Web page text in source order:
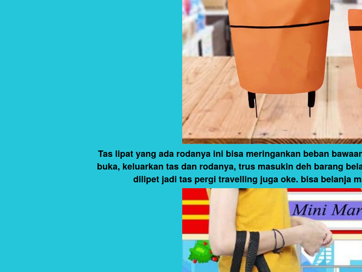
Tas lipat yang ada rodanya ini bisa meringankan beban
buka, keluarkan tas dan rodanya, trus masukin deh barang
dilipet jadi tas pergi travelling juga oke. bisa belanja